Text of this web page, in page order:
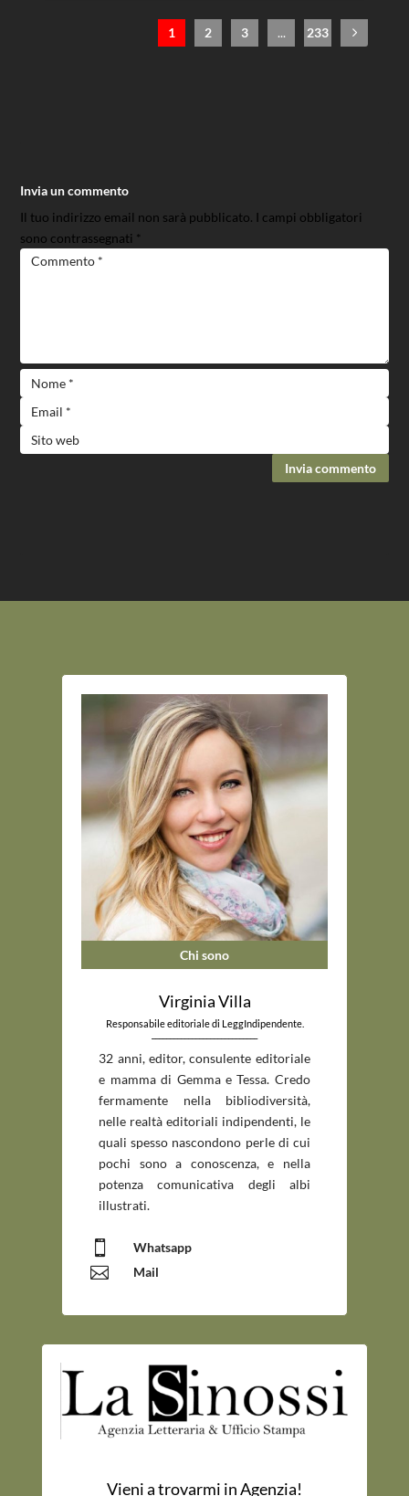
1 2 3 ... 233
Invia un commento
Il tuo indirizzo email non sarà pubblicato. I campi obbligatori
sono contrassegnati *
Invia commento
Chi sono
Virginia Villa
Responsabile editoriale di LeggIndipendente.
_____________________________
32 anni, editor, consulente editoriale
e mamma di Gemma e Tessa. Credo
fermamente nella bibliodiversità,
nelle realtà editoriali indipendenti, le
quali spesso nascondono perle di cui
pochi sono a conoscenza, e nella
potenza comunicativa degli albi
illustrati.
 Whatsapp
 Mail
Vieni a trovarmi in Agenzia!